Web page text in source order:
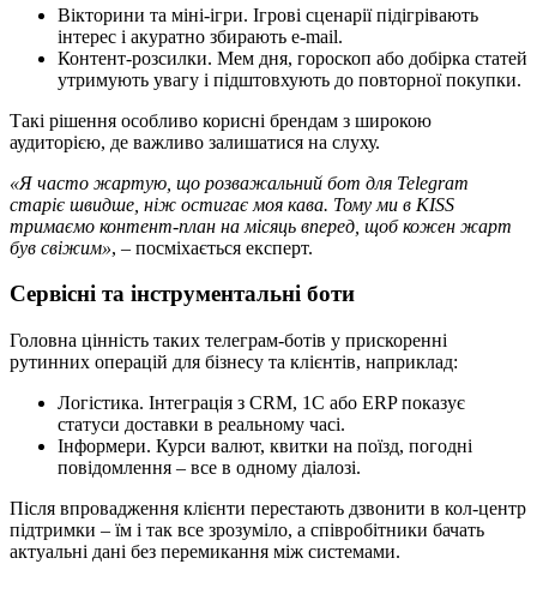
Вікторини та міні-ігри. Ігрові сценарії підігрівають
інтерес і акуратно збирають e-mail.
Контент-розсилки. Мем дня, гороскоп або добірка статей
утримують увагу і підштовхують до повторної покупки.
Такі рішення особливо корисні брендам з широкою
аудиторією, де важливо залишатися на слуху.
«Я часто жартую, що розважальний бот для Telegram
старіє швидше, ніж остигає моя кава. Тому ми в KISS
тримаємо контент-план на місяць вперед, щоб кожен жарт
був свіжим», – посміхається експерт.
Сервісні та інструментальні боти
Головна цінність таких телеграм-ботів у прискоренні
рутинних операцій для бізнесу та клієнтів, наприклад:
Логістика. Інтеграція з CRM, 1С або ERP показує
статуси доставки в реальному часі.
Інформери. Курси валют, квитки на поїзд, погодні
повідомлення – все в одному діалозі.
Після впровадження клієнти перестають дзвонити в кол-центр
підтримки – їм і так все зрозуміло, а співробітники бачать
актуальні дані без перемикання між системами.